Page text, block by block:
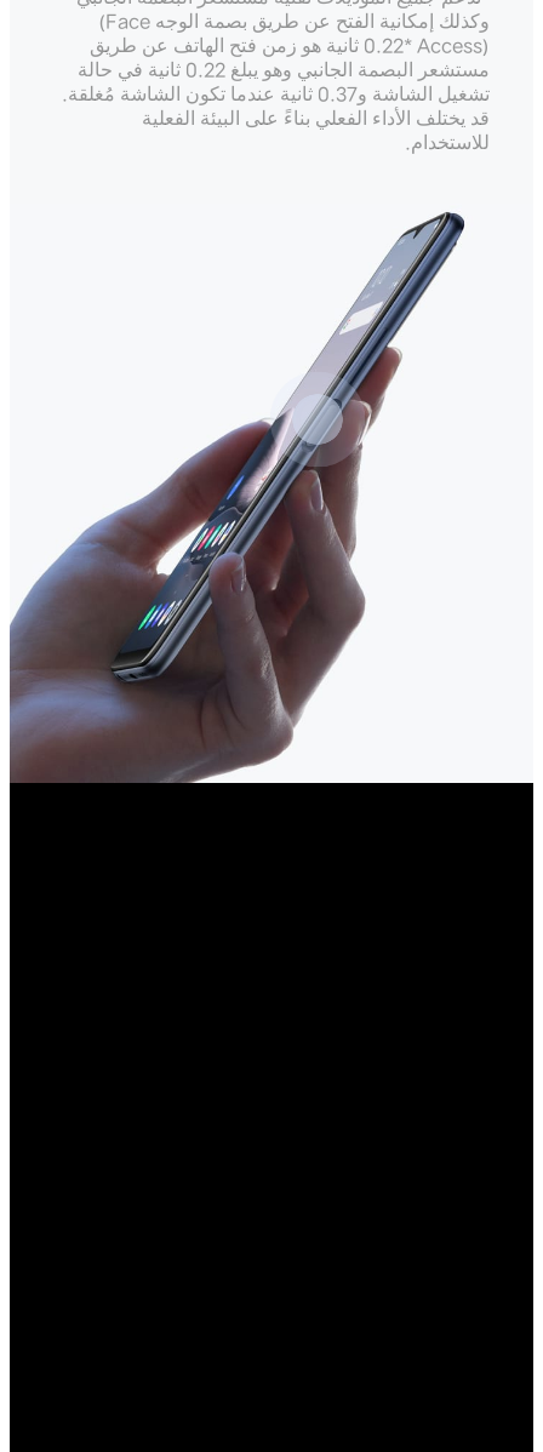
وكذلك إمكانية الفتح عن طريق بصمة الوجه (Face
Access)
*0.22 ثانية هو زمن فتح الهاتف عن طريق
مستشعر البصمة الجانبي وهو يبلغ 0.22 ثانية في حالة
تشغيل الشاشة و0.37 ثانية عندما تكون الشاشة مُغلقة.
قد يختلف الأداء الفعلي بناءً على البيئة الفعلية
للاستخدام.